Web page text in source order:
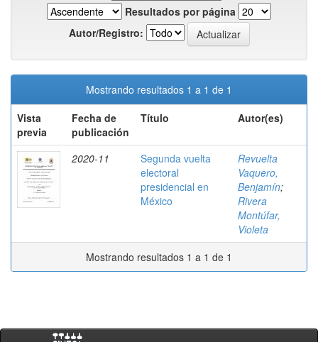
Resultados por página
Autor/Registro:
Mostrando resultados 1 a 1 de 1
Vista
previa
Fecha de
publicación
Título Autor(es)
2020-11
Segunda vuelta
electoral
presidencial en
México
Revuelta
Vaquero,
Benjamín;
Rivera
Montúfar,
Violeta
Mostrando resultados 1 a 1 de 1